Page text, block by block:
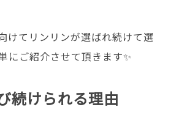
けてリンリンが選ばれ続けて選
にご紹介させて頂きます✨
続けられる理由